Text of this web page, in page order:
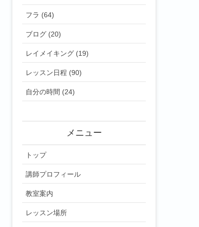
フラ (64)
ブログ (20)
レイメイキング (19)
レッスン日程 (90)
自分の時間 (24)
メニュー
トップ
講師プロフィール
教室案内
レッスン場所